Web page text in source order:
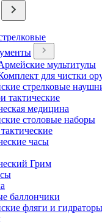
мультитулы
для чистки
стрелковые
тактические
медицина
столовые наборы
часы
Грим
баллончики
фляги и гидраторы